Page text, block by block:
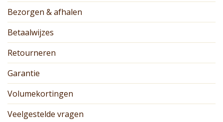
Bezorgen & afhalen
Betaalwijzes
Retourneren
Garantie
Volumekortingen
Veelgestelde vragen